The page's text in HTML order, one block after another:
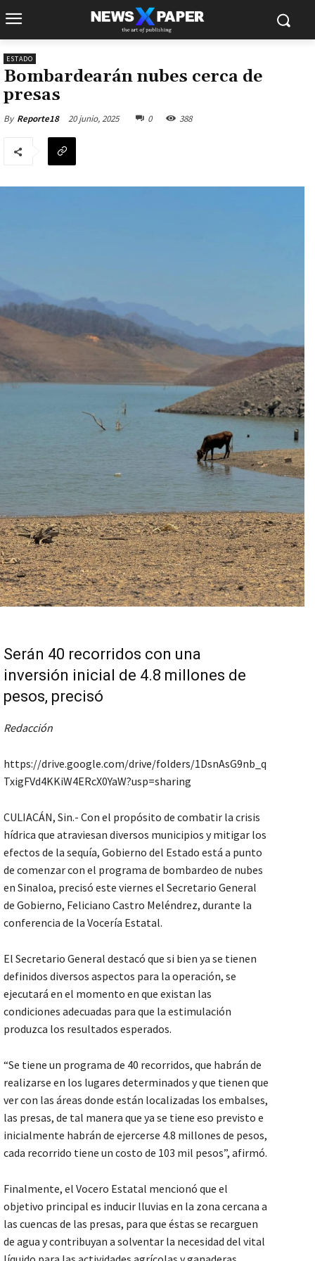
ESTADO
Bombardearán nubes cerca de
presas
By Reporte18 20 junio, 2025 0 388
Serán 40 recorridos con una
inversión inicial de 4.8 millones de
pesos, precisó
Redacción
https://drive.google.com/drive/folders/1DsnAsG9nb_q
TxigFVd4KKiW4ERcX0YaW?usp=sharing
CULIACÁN, Sin.- Con el propósito de combatir la crisis
hídrica que atraviesan diversos municipios y mitigar los
efectos de la sequía, Gobierno del Estado está a punto
de comenzar con el programa de bombardeo de nubes
en Sinaloa, precisó este viernes el Secretario General
de Gobierno, Feliciano Castro Meléndrez, durante la
conferencia de la Vocería Estatal.
El Secretario General destacó que si bien ya se tienen
definidos diversos aspectos para la operación, se
ejecutará en el momento en que existan las
condiciones adecuadas para que la estimulación
produzca los resultados esperados.
“Se tiene un programa de 40 recorridos, que habrán de
realizarse en los lugares determinados y que tienen que
ver con las áreas donde están localizadas los embalses,
las presas, de tal manera que ya se tiene eso previsto e
inicialmente habrán de ejercerse 4.8 millones de pesos,
cada recorrido tiene un costo de 103 mil pesos”, afirmó.
Finalmente, el Vocero Estatal mencionó que el
objetivo principal es inducir lluvias en la zona cercana a
las cuencas de las presas, para que éstas se recarguen
de agua y contribuyan a solventar la necesidad del vital